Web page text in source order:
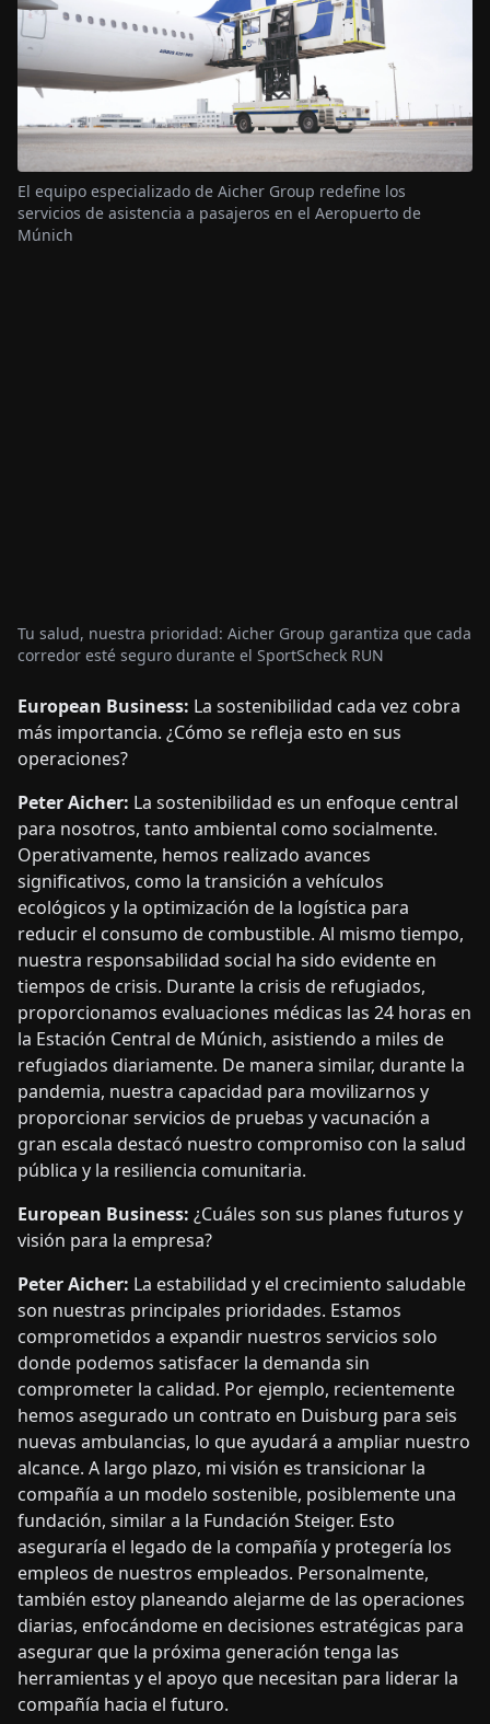
El equipo especializado de Aicher Group redefine los
servicios de asistencia a pasajeros en el Aeropuerto de
Múnich
Tu salud, nuestra prioridad: Aicher Group garantiza que cada
corredor esté seguro durante el SportScheck RUN
European Business:La sostenibilidad cada vez cobra
más importancia. ¿Cómo se refleja esto en sus
operaciones?
Peter Aicher:La sostenibilidad es un enfoque central
para nosotros, tanto ambiental como socialmente.
Operativamente, hemos realizado avances
significativos, como la transición a vehículos
ecológicos y la optimización de la logística para
reducir el consumo de combustible. Al mismo tiempo,
nuestra responsabilidad social ha sido evidente en
tiempos de crisis. Durante la crisis de refugiados,
proporcionamos evaluaciones médicas las 24 horas en
la Estación Central de Múnich, asistiendo a miles de
refugiados diariamente. De manera similar, durante la
pandemia, nuestra capacidad para movilizarnos y
proporcionar servicios de pruebas y vacunación a
gran escala destacó nuestro compromiso con la salud
pública y la resiliencia comunitaria.
European Business:¿Cuáles son sus planes futuros y
visión para la empresa?
Peter Aicher:La estabilidad y el crecimiento saludable
son nuestras principales prioridades. Estamos
comprometidos a expandir nuestros servicios solo
donde podemos satisfacer la demanda sin
comprometer la calidad. Por ejemplo, recientemente
hemos asegurado un contrato en Duisburg para seis
nuevas ambulancias, lo que ayudará a ampliar nuestro
alcance. A largo plazo, mi visión es transicionar la
compañía a un modelo sostenible, posiblemente una
fundación, similar a la Fundación Steiger. Esto